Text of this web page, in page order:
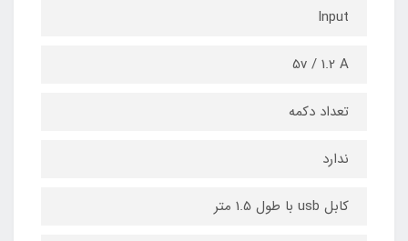
Input
5v / 1.2 A
تعداد دکمه
ندارد
کابل usb با طول 1.5 متر